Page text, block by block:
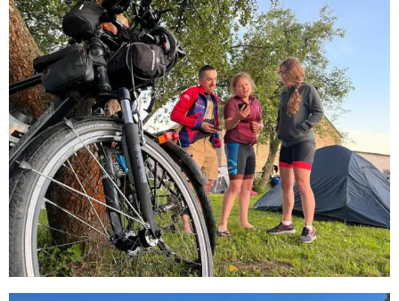
AKTUALNOŚCI
ARTYKUŁY
NINIWA BUD
SKLEP
KONTAKT